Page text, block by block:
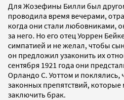
Для Жозефины Билли был
проводила время вечерами,
когда они стали любовниками,
за него. Но его отец Уоррен
симпатией и не желал, чтобы
он предложил узаконить их
сентября 1921 года они
Орландо С. Уоттом и поклялись,
законных препятствий,
заключить брак.